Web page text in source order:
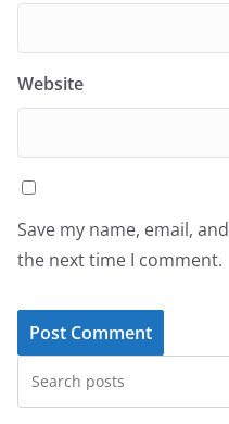
Website
Save my name, email,
the next time I comment.